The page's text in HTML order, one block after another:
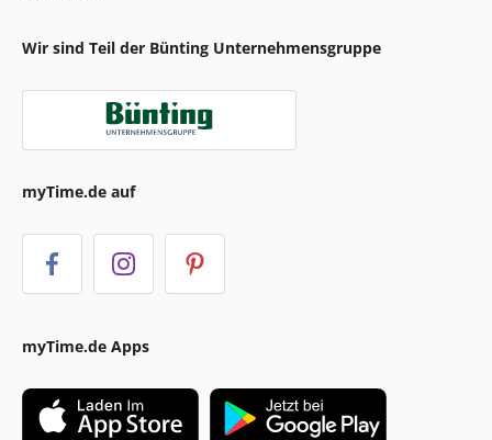
Wir sind Teil der Bünting Unternehmensgruppe
myTime.de auf
myTime.de Apps